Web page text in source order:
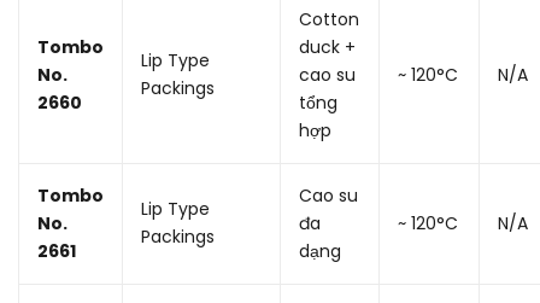
Tombo
No.
2660
Lip Type
Packings
Cotton
duck +
cao su
tổng
hợp
~ 120°C N/A
Tombo
No.
2661
Lip Type
Packings
Cao su
đa
dạng
~ 120°C N/A